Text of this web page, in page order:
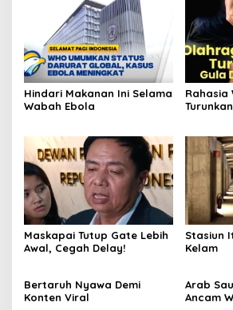
Hindari Makanan Ini Selama
Wabah Ebola
Rahasia
Maskapai Tutup Gate Lebih
Awal, Cegah Delay!
Stasiun
Kelam
Bertaruh Nyawa Demi
Konten Viral
Arab
Ancam